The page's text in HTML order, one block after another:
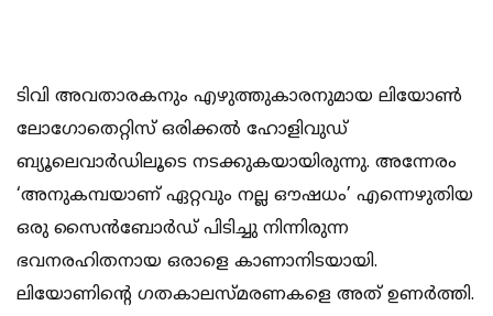
ടിവി അവതാരകനും എഴുത്തുകാരനുമായ ലിയോണ്‍
ലോഗോതെറ്റിസ് ഒരിക്കല്‍ ഹോളിവുഡ്
ബ്യൂലെവാര്‍ഡിലൂടെ നടക്കുകയായിരുന്നു. അന്നേരം
‘അനുകമ്പയാണ് ഏറ്റവും നല്ല ഔഷധം’ എന്നെഴുതിയ
ഒരു സൈന്‍ബോര്‍ഡ് പിടിച്ചു നിന്നിരുന്ന
ഭവനരഹിതനായ ഒരാളെ കാണാനിടയായി.
ലിയോണിന്റെ ഗതകാലസ്മരണകളെ അത് ഉണര്‍ത്തി.